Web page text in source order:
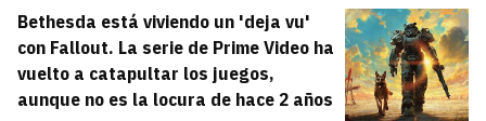
Bethesda está viviendo un 'deja vu'
con Fallout. La serie de Prime Video ha
vuelto a catapultar los juegos,
aunque no es la locura de hace 2 años